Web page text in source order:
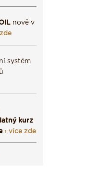
nově v
systém
kurz
› více zde